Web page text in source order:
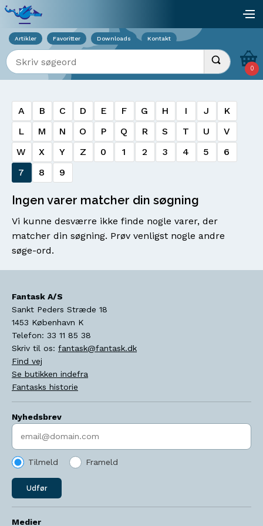
Artikler Favoritter Downloads Kontakt
Indtast søgeord Udfør søgning
0
A B C D E F G H I J
K
L
M N O P Q R S T U
V
W
X Y Z 0 1 2 3 4 5
6
7
8 9
Ingen varer matcher din søgning
Vi kunne desværre ikke finde nogle varer, der
matcher din søgning. Prøv venligst nogle andre
søge-ord.
Fantask A/S
Sankt Peders Stræde 18
1453 København K
Telefon: 33 11 85 38
Skriv til os: fantask@fantask.dk
Find vej
Se butikken indefra
Fantasks historie
Nyhedsbrev
Indtast søgeord
Tilmeld Frameld
Udfør
Medier
Viser overlay for indkøbskurv